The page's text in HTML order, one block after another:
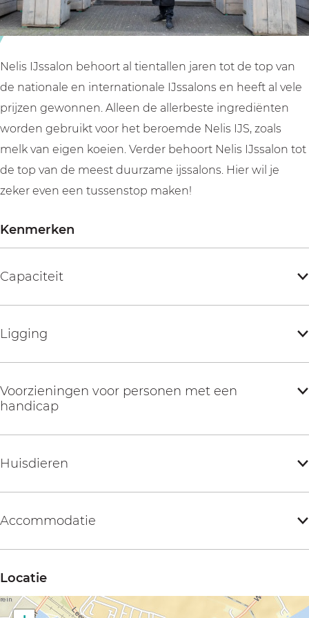
o
n
a
l
n
a
l
n
Nelis IJssalon behoort al tientallen jaren tot de top van
de nationale en internationale IJssalons en heeft al vele
prijzen gewonnen. Alleen de allerbeste ingrediënten
worden gebruikt voor het beroemde Nelis IJS, zoals
melk van eigen koeien. Verder behoort Nelis IJssalon tot
de top van de meest duurzame ijssalons. Hier wil je
zeker even een tussenstop maken!
Kenmerken
Capaciteit
Ligging
Voorzieningen voor personen met een
handicap
Huisdieren
Accommodatie
Locatie